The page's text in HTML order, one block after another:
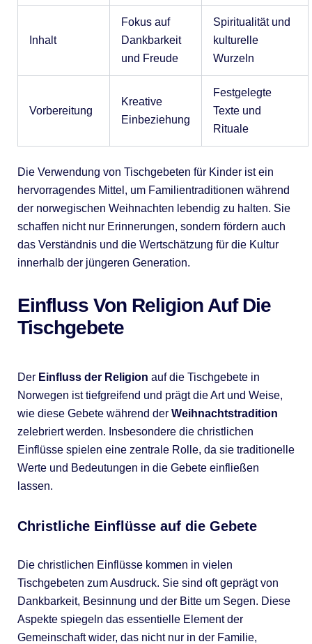
Inhalt
Fokus auf
Dankbarkeit
und Freude
Spiritualität und
kulturelle
Wurzeln
Vorbereitung
Kreative
Einbeziehung
Festgelegte
Texte und
Rituale
Die Verwendung von Tischgebeten für Kinder ist ein
hervorragendes Mittel, um Familientraditionen während
der norwegischen Weihnachten lebendig zu halten. Sie
schaffen nicht nur Erinnerungen, sondern fördern auch
das Verständnis und die Wertschätzung für die Kultur
innerhalb der jüngeren Generation.
Einfluss Von Religion Auf Die
Tischgebete
Der Einfluss der Religion auf die Tischgebete in
Norwegen ist tiefgreifend und prägt die Art und Weise,
wie diese Gebete während der Weihnachtstradition
zelebriert werden. Insbesondere die christlichen
Einflüsse spielen eine zentrale Rolle, da sie traditionelle
Werte und Bedeutungen in die Gebete einfließen
lassen.
Christliche Einflüsse auf die Gebete
Die christlichen Einflüsse kommen in vielen
Tischgebeten zum Ausdruck. Sie sind oft geprägt von
Dankbarkeit, Besinnung und der Bitte um Segen. Diese
Aspekte spiegeln das essentielle Element der
Gemeinschaft wider, das nicht nur in der Familie,